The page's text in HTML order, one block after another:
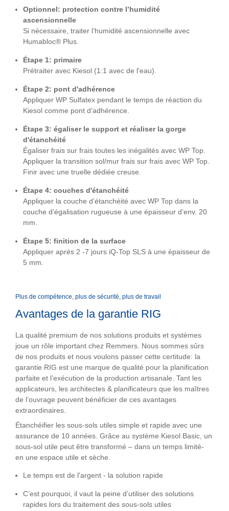
Optionnel: protection contre l’humidité
ascensionnelle
Si nécessaire, traiter l’humidité ascensionnelle avec
Humabloc® Plus.
Étape 1: primaire
Prétraiter avec Kiesol (1:1 avec de l'eau).
Étape 2: pont d'adhérence
Appliquer WP Sulfatex pendant le temps de réaction du
Kiesol comme pont d’adhérence.
Étape 3: égaliser le support et réaliser la gorge
d'étanchéité
Égaliser frais sur frais toutes les inégalités avec WP Top.
Appliquer la transition sol/mur frais sur frais avec WP Top.
Finir avec une truelle dédiée creuse.
Étape 4: couches d'étanchéité
Appliquer la couche d’étanchéité avec WP Top dans la
couche d’égalisation rugueuse à une épaisseur d’env. 20
mm.
Étape 5: finition de la surface
Appliquer après 2 -7 jours iQ-Top SLS à une épaisseur de
5 mm.
Plus de compétence, plus de sécurité, plus de travail
Avantages de la garantie RIG
La qualité premium de nos solutions produits et systèmes
joue un rôle important chez Remmers. Nous sommes sûrs
de nos produits et nous voulons passer cette certitude: la
garantie RIG est une marque de qualité pour la planification
parfaite et l’exécution de la production artisanale. Tant les
applicateurs, les architectes & planificateurs que les maîtres
de l’ouvrage peuvent bénéficier de ces avantages
extraordinaires.
Étanchéifier les sous-sols utiles simple et rapide avec une
assurance de 10 années. Grâce au système Kiesol Basic, un
sous-sol utile peut être transformé – dans un temps limité-
en une espace utile et sèche.
Le temps est de l'argent - la solution rapide
C’est pourquoi, il vaut la peine d’utiliser des solutions
rapides lors du traitement des sous-sols utiles